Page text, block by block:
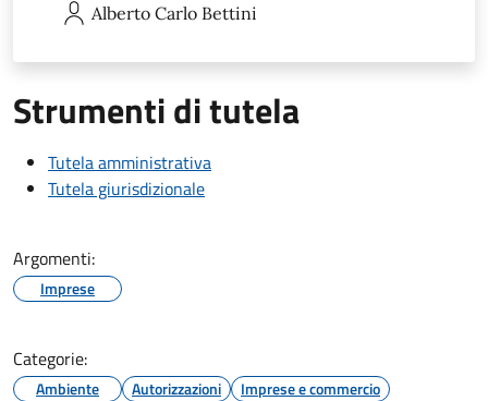
Alberto Carlo Bettini
Strumenti di tutela
Tutela amministrativa
Tutela giurisdizionale
Argomenti:
Imprese
Categorie:
Ambiente Autorizzazioni Imprese e commercio